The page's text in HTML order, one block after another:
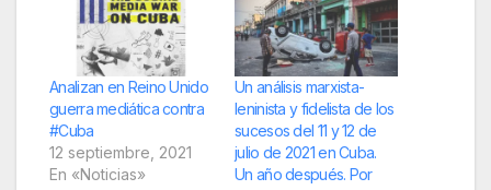
Analizan en Reino Unido
guerra mediática contra
#Cuba
12 septiembre, 2021
En «Noticias»
Un análisis marxista-
leninista y fidelista de los
sucesos del 11 y 12 de
julio de 2021 en Cuba.
Un año después. Por